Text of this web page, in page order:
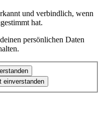
und verbindlich, wenn
hat.
persönlichen Daten